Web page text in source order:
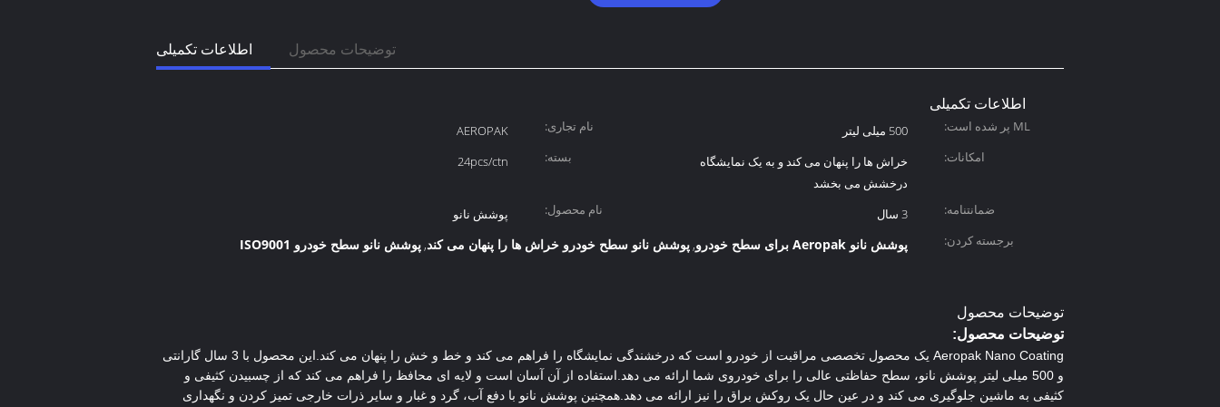
اطلاعات تکمیلی توضیحات محصول
اطلاعات تکمیلی
ML پر شده است: 500 میلی لیتر نام تجاری:
AEROPAK
امکانات:
خراش ها را پنهان می کند و به یک نمایشگاه
درخشش می بخشد
بسته: 24pcs/ctn
ضمانتنامه: 3 سال نام محصول:
پوشش نانو
برجسته کردن:
پوشش نانو Aeropak برای سطح خودرو , پوشش نانو سطح خودرو خراش ها را پنهان می کند, پوشش نانو سطح خودرو ISO9001
توضیحات محصول
توضیحات محصول:
Aeropak Nano Coating یک محصول تخصصی مراقبت از خودرو است که درخشندگی نمایشگاه را فراهم می کند و خط و خش را پنهان می کند.این محصول با 3 سال گارانتی
و 500 میلی لیتر پوشش نانو، سطح حفاظتی عالی را برای خودروی شما ارائه می دهد.استفاده از آن آسان است و لایه ای محافظ را فراهم می کند که از چسبیدن کثیفی و
کثیفی به ماشین جلوگیری می کند و در عین حال یک روکش براق را نیز ارائه می دهد.همچنین پوشش نانو با دفع آب، گرد و غبار و سایر ذرات خارجی تمیز کردن و نگهداری